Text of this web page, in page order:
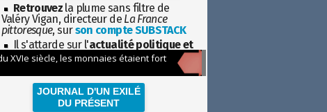
Retrouvez la plume sans filtre de
Valéry Vigan, directeur de La France
pittoresque, surson compte SUBSTACK
Il s'attarde sur l'actualité politique et
sociétaleavec la hauteur de vue de
JOURNAL D'UN EXILÉ
DU PRÉSENT